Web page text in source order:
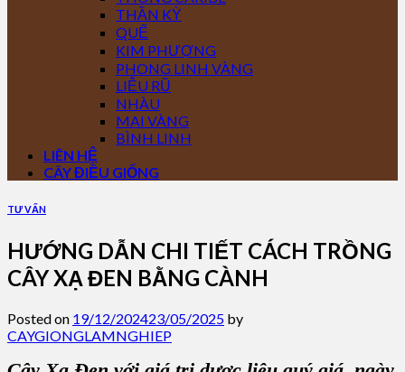
THẦN KỲ
QUẾ
KIM PHƯỢNG
PHONG LINH VÀNG
LIỄU RŨ
NHÀU
MAI VÀNG
BÌNH LINH
LIÊN HỆ
CÂY ĐIỀU GIỐNG
TƯ VẤN
HƯỚNG DẪN CHI TIẾT CÁCH TRỒNG
CÂY XẠ ĐEN BẰNG CÀNH
Posted on 19/12/202423/05/2025 by
CAYGIONGLAMNGHIEP